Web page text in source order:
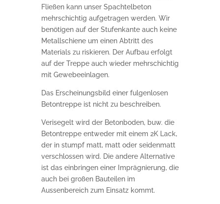
Fließen kann unser Spachtelbeton
mehrschichtig aufgetragen werden. Wir
benötigen auf der Stufenkante auch keine
Metallschiene um einen Abtritt des
Materials zu riskieren. Der Aufbau erfolgt
auf der Treppe auch wieder mehrschichtig
mit Gewebeeinlagen.
Das Erscheinungsbild einer fulgenlosen
Betontreppe ist nicht zu beschreiben.
Verisegelt wird der Betonboden, buw. die
Betontreppe entweder mit einem 2K Lack,
der in stumpf matt, matt oder seidenmatt
verschlossen wird. Die andere Alternative
ist das einbringen einer Imprägnierung, die
auch bei großen Bauteilen im
Aussenbereich zum Einsatz kommt.